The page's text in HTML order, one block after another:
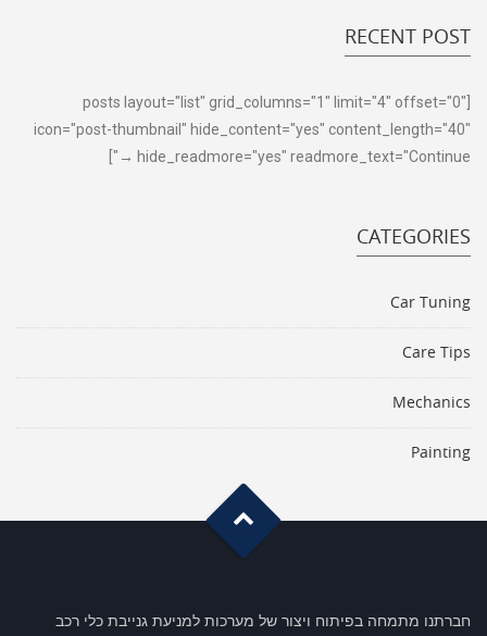
RECENT POST
[posts layout="list" grid_columns="1" limit="4" offset="0"
icon="post-thumbnail" hide_content="yes" content_length="40"
hide_readmore="yes" readmore_text="Continue →"]
CATEGORIES
Car Tuning
Care Tips
Mechanics
Painting
חברתנו מתמחה בפיתוח ויצור של מערכות למניעת גנייבת כלי רכב
G
o
t
o
T
o
p